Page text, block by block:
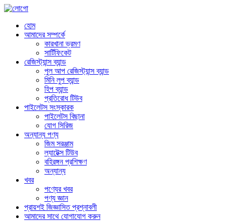
হোম
আমাদের সম্পর্কে
কারখানা ভ্রমণ
সার্টিফিকেট
রেজিস্ট্যান্স ব্যান্ড
পুল আপ রেজিস্ট্যান্স ব্যান্ড
মিনি লুপ ব্যান্ড
হিপ ব্যান্ড
প্রতিরোধ টিউব
পাইলেটস সংস্কারক
পাইলেটস বিছানা
যোগ সিরিজ
অন্যান্য পণ্য
জিম সরঞ্জাম
ল্যাটেক্স টিউব
বহিরঙ্গন প্রশিক্ষণ
অন্যান্য
খবর
পণ্যের খবর
পণ্য জ্ঞান
প্রায়শই জিজ্ঞাসিত প্রশ্নাবলী
আমাদের সাথে যোগাযোগ করুন